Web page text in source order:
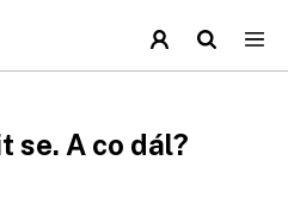
se. A co dál?